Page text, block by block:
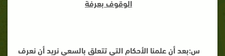
الوقوف بعرفة
س:بعد أن علمنا الأحكام التي تتعلق بالسعي نريد أن نعرف